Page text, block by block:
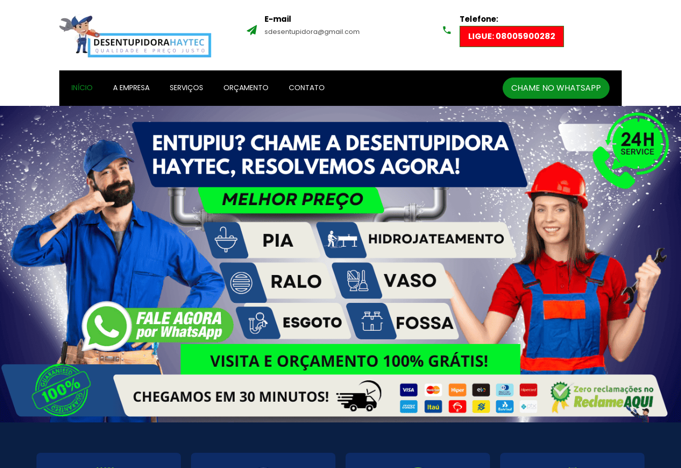
E-mail
sdesentupidora@gmail.com
Telefone:
LIGUE: 08005900282
CHAME NO WHATSAPP
INÍCIO A EMPRESA SERVIÇOS ORÇAMENTO CONTATO